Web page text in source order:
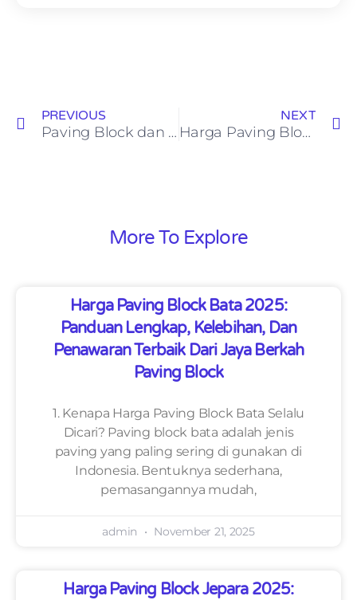
PREVIOUS
Paving Block dan Aspal, Mana yang Lebih Bagus?
NEXT
Harga Paving Block Rembang Terbaru 2024
More To Explore
Harga Paving Block Bata 2025:
Panduan Lengkap, Kelebihan, Dan
Penawaran Terbaik Dari Jaya Berkah
Paving Block
1. Kenapa Harga Paving Block Bata Selalu
Dicari? Paving block bata adalah jenis
paving yang paling sering di gunakan di
Indonesia. Bentuknya sederhana,
pemasangannya mudah,
admin November 21, 2025
Harga Paving Block Jepara 2025: